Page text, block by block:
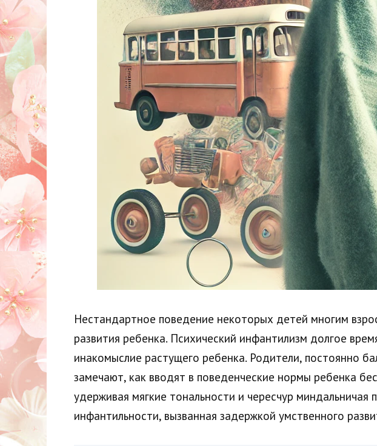
Нестандартное поведение некоторых детей многим
развития ребенка. Психический инфантилизм долгое
инакомыслие растущего ребенка. Родители, постоянно
замечают, как вводят в поведенческие нормы ребенка
удерживая мягкие тональности и чересчур
инфантильности, вызванная задержкой умственного